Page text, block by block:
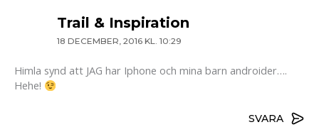
Trail & Inspiration
18 DECEMBER, 2016 KL. 10:29
Himla synd att JAG har Iphone och mina barn androider….
Hehe!
SVARA